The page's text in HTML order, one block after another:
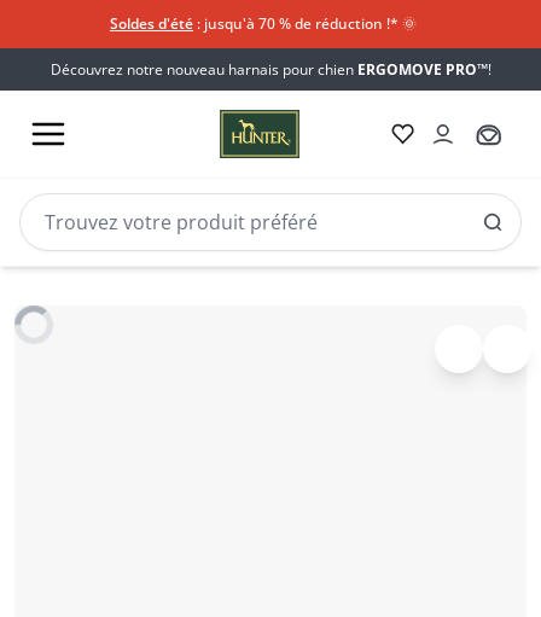
Soldes d'été : jusqu'à 70 % de réduction !*​ 🌞
Découvrez notre nouveau harnais pour chien ERGOMOVE PRO™!